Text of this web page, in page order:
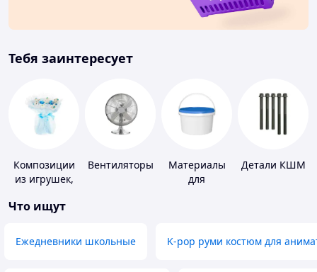
Тебя заинтересует
Композиции
из игрушек,
подгузников
Вентиляторы
Материалы
для
Детали КШМ
Что ищут
Ежедневники школьные K-pop руми костюм для